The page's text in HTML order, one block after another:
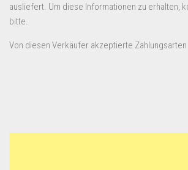
ausliefert. Um diese Informationen zu erhalten,
bitte.
Von diesen Verkäufer akzeptierte Zahlungsarten